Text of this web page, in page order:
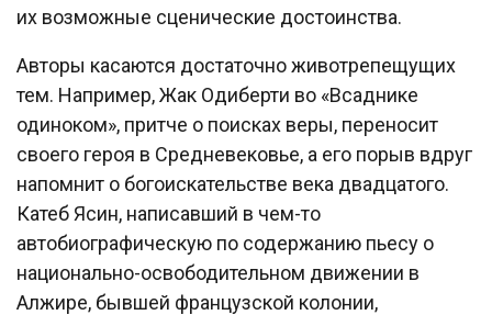
их возможные сценические достоинства.
Авторы касаются достаточно животрепещущих
тем. Например, Жак Одиберти во «Всаднике
одиноком», притче о поисках веры, переносит
своего героя в Средневековье, а его порыв вдруг
напомнит о богоискательстве века двадцатого.
Катеб Ясин, написавший в чем-то
автобиографическую по содержанию пьесу о
национально-освободительном движении в
Алжире, бывшей французской колонии,